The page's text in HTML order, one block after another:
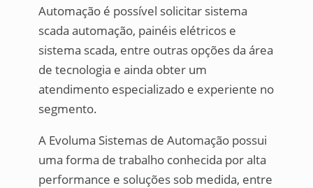
Automação é possível solicitar sistema
scada automação, painéis elétricos e
sistema scada, entre outras opções da área
de tecnologia e ainda obter um
atendimento especializado e experiente no
segmento.
A Evoluma Sistemas de Automação possui
uma forma de trabalho conhecida por alta
performance e soluções sob medida, entre